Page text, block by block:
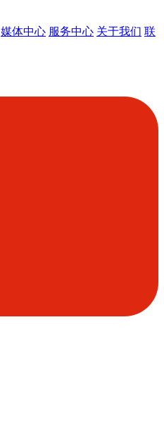
媒体中心 服务中心 关于我们 联